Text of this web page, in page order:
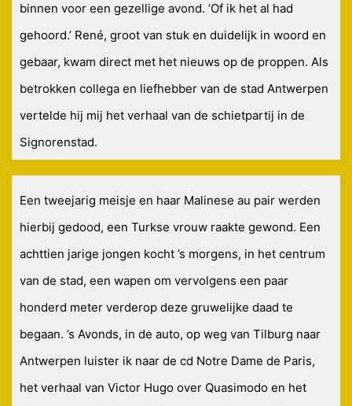
binnen voor een gezellige avond. ‘Of ik het al had
gehoord.’ René, groot van stuk en duidelijk in woord en
gebaar, kwam direct met het nieuws op de proppen. Als
betrokken collega en liefhebber van de stad Antwerpen
vertelde hij mij het verhaal van de schietpartij in de
Signorenstad.
Een tweejarig meisje en haar Malinese au pair werden
hierbij gedood, een Turkse vrouw raakte gewond. Een
achttien jarige jongen kocht ’s morgens, in het centrum
van de stad, een wapen om vervolgens een paar
honderd meter verderop deze gruwelijke daad te
begaan. ’s Avonds, in de auto, op weg van Tilburg naar
Antwerpen luister ik naar de cd Notre Dame de Paris,
het verhaal van Victor Hugo over Quasimodo en het